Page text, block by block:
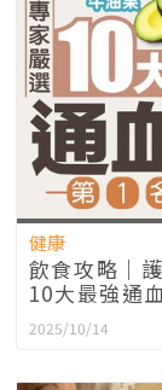
健康
飲食攻略｜
10大最強通
2025/10/14